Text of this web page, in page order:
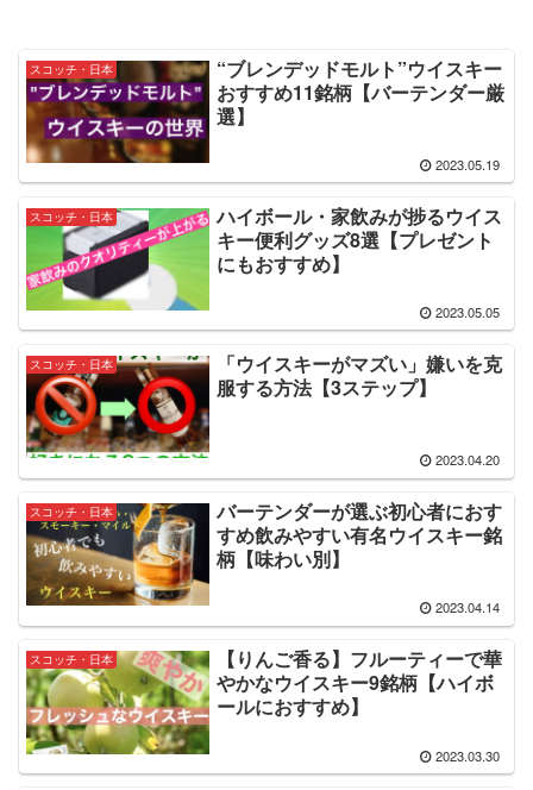
スコッチ・日本
“ブレンデッドモルト”ウイスキー
おすすめ11銘柄【バーテンダー厳
選】
2023.05.19
スコッチ・日本
ハイボール・家飲みが捗るウイス
キー便利グッズ8選【プレゼント
にもおすすめ】
2023.05.05
スコッチ・日本
「ウイスキーがマズい」嫌いを克
服する方法【3ステップ】
2023.04.20
スコッチ・日本
バーテンダーが選ぶ初心者におす
すめ飲みやすい有名ウイスキー銘
柄【味わい別】
2023.04.14
スコッチ・日本
【りんご香る】フルーティーで華
やかなウイスキー9銘柄【ハイボ
ールにおすすめ】
2023.03.30